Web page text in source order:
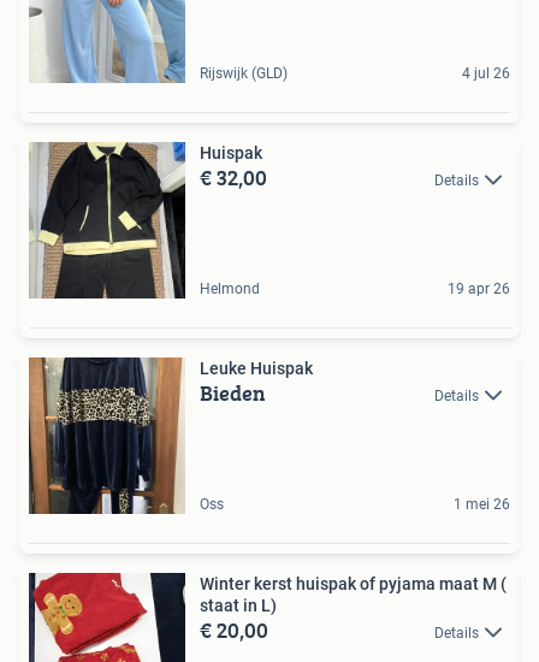
Rijswijk (GLD) 4 jul 26
Huispak
€ 32,00 Details
Helmond 19 apr 26
Leuke Huispak
Bieden Details
Oss 1 mei 26
Winter kerst huispak of pyjama maat M (
staat in L)
€ 20,00 Details